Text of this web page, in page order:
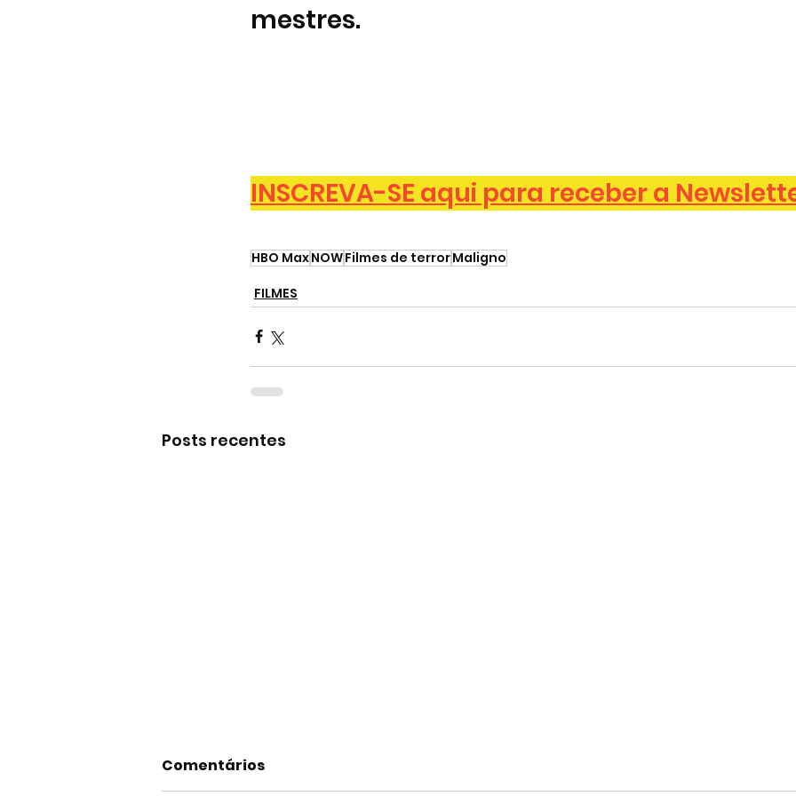
mestres.
INSCREVA-SE aqui para receber a
HBO MaxNOWFilmes de terrorMaligno
FILMES
Posts recentes
Comentários